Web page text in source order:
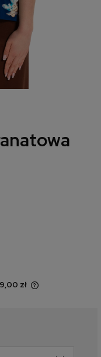
płatności
zł